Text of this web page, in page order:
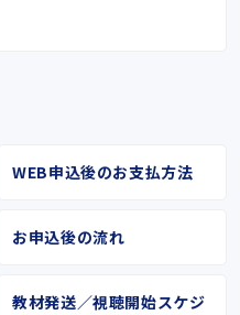
WEB申込後のお支払方法
お申込後の流れ
教材発送／視聴開始スケジ